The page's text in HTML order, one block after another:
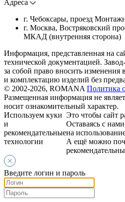
Адреса
г. Чебоксары, проезд
г. Москва, Востряковский
МКАД (внутренняя сторона)
Информация, представленная на
технической документацией.
за собой право вносить изменения
и комплектацию изделий без
© 2002-2026, ROMANA Политика
Размещенная информация не
носит ознакомительный характер.
Используем куки
и
рекомендательные
технологии
Это чтобы сайт
Оставаясь с
на
А ещё можно
Введите логин и пароль